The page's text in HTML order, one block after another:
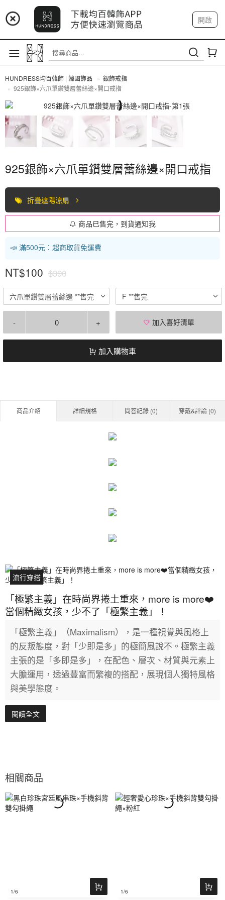
📢 市集預告：9/4-9/6 淡水捷運站
📢 市集預告：9/12-9/13 八里海巡基地
📢 市集預告：8/22-8/23 桃園青埔置地廣場
開啟
註冊 我的帳戶
HUNDRESS均百韓飾 | 韓國飾品
銀飾戒指
925銀飾×六爪單鑽雙層蕾絲邊×開口戒指
全部商品
925銀飾×六爪單鑽雙層蕾絲邊×開口戒指
折疊遮陽涼扇
商品已售完，到貨通知我
📣 滿500元：超商取貨免運費
NT$100 $390
六爪單鑽雙層蕾絲邊 **售完 F **售完
- + 加入喜好清單
加入購物車
商品介紹 詳細規格 問答紀錄 (0) 穿戴&評論 (0)
流行穿搭
「極繁主義」在時尚界捲土重來，more is more❤️
當個精緻女孩，少不了「極繁主義」！
「極繁主義」（Maximalism），是一種視覺與風格上
的反叛態度，對「少即是多」的極簡風說不。極繁主義
主張的是「多即是多」，在配色、層次、材質與元素上
大膽運用，透過豐富而繁複的搭配，展現個人獨特風格
與美學態度。
閱讀全文
相關商品
1/6 1/6